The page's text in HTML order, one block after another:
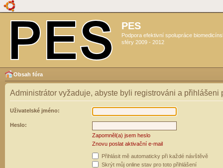
PES
Podpora efektivní spolupráce
sféry 2009 - 2012
Obsah fóra
Administrátor vyžaduje, abyste byli registrováni a přihlášeni
Uživatelské jméno:
Heslo:
Zapomněl(a) jsem heslo
Znovu poslat aktivační e-mail
Přihlásit mě automaticky při každé návštěvě
Skrýt můj online stav pro toto přihlášení